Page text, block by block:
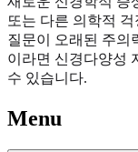
또는 다른 의학적
질문이 오래된 주의
이라면 신경다양성
수 있습니다.
Menu